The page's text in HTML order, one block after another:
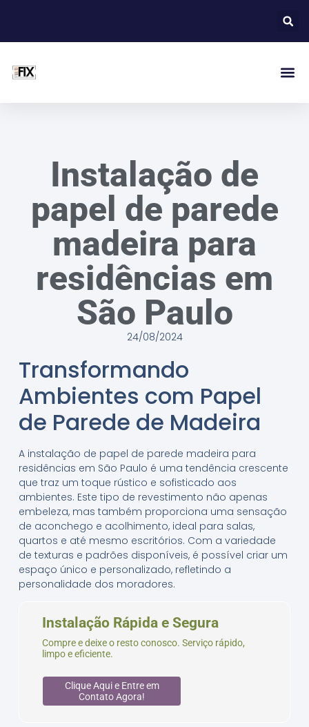
Instalação de
papel de parede
madeira para
residências em
São Paulo
24/08/2024
Transformando
Ambientes com Papel
de Parede de Madeira
A instalação de papel de parede madeira para
residências em São Paulo é uma tendência crescente
que traz um toque rústico e sofisticado aos
ambientes. Este tipo de revestimento não apenas
embeleza, mas também proporciona uma sensação
de aconchego e acolhimento, ideal para salas,
quartos e até mesmo escritórios. Com a variedade
de texturas e padrões disponíveis, é possível criar um
espaço único e personalizado, refletindo a
personalidade dos moradores.
Instalação Rápida e Segura
Compre e deixe o resto conosco. Serviço rápido,
limpo e eficiente.
Clique Aqui e Entre em
Contato Agora!